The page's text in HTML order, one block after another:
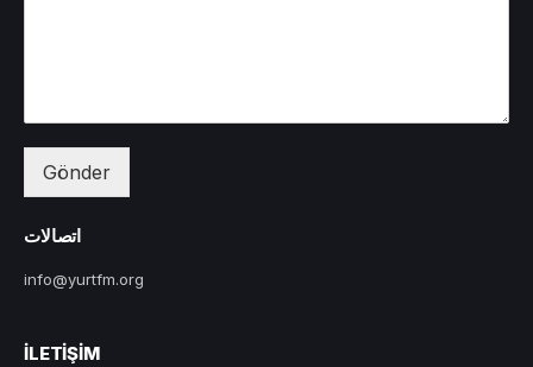
Gönder
اتصالات
info@yurtfm.org
İLETIŞIM